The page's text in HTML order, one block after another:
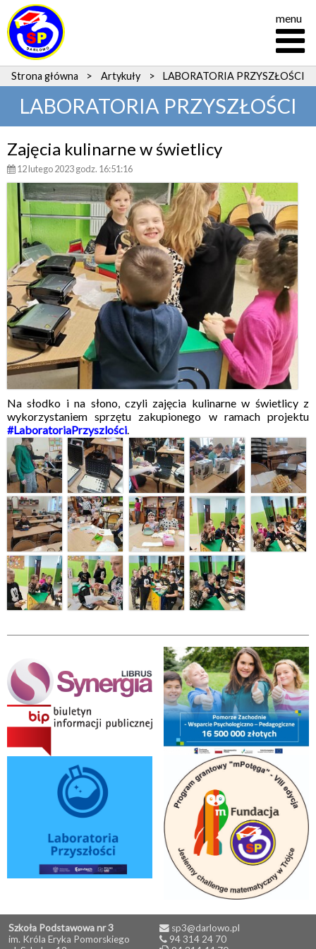
menu
Strona główna > Artykuły > LABORATORIA PRZYSZŁOŚCI
LABORATORIA PRZYSZŁOŚCI
Zajęcia kulinarne w świetlicy
12 lutego 2023 godz. 16:51:16
Na słodko i na słono, czyli zajęcia kulinarne w świetlicy z
wykorzystaniem sprzętu zakupionego w ramach projektu
#LaboratoriaPrzyszlości
Szkoła Podstawowa nr 3
im. Króla Eryka Pomorskiego
sp3@darlowo.pl
94 314 24 70